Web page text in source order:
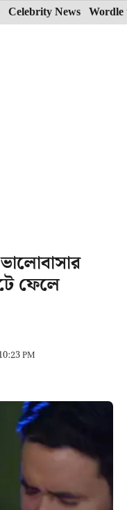
Celebrity News Wordle
ফেলে
PM